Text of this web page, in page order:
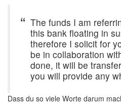
The funds I am
this bank floating in
therefore I solicit for
be in collaboration
done, it will be
you will provide any
Dass du so viele Worte darum